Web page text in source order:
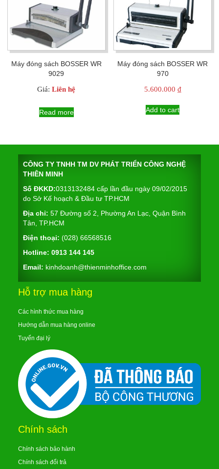
Máy đóng sách BOSSER WR
9029
Giá: Liên hệ
Read more
Máy đóng sách BOSSER WR
970
5.600.000 ₫
Add to cart
CÔNG TY TNHH TM DV PHÁT TRIỂN CÔNG NGHỆ
THIÊN MINH
Số ĐKKD:0313132484 cấp lần đầu ngày 09/02/2015
do Sở Kế hoạch & Đầu tư TP.HCM
Địa chỉ: 57 Đường số 2, Phường An Lạc, Quận Bình
Tân, TP.HCM
Điện thoại: (028) 66568516
Hotline: 0913 144 145
Email: kinhdoanh@thienminhoffice.com
Hỗ trợ mua hàng
Các hình thức mua hàng
Hướng dẫn mua hàng online
Tuyển đại lý
Chính sách
Chính sách bảo hành
Chính sách đổi trả